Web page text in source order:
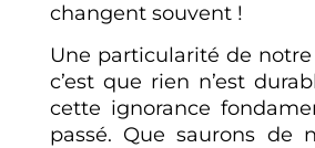
changent souvent !
Une particularité de
c’est que rien n’est
cette ignorance
passé. Que saurons de